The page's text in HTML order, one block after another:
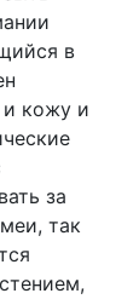
в
и кожу и
за
так